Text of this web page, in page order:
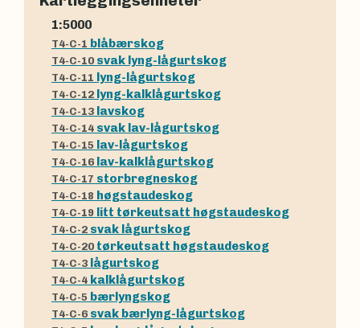
1:5000
T4-C-1 blåbærskog
T4-C-10 svak lyng-lågurtskog
T4-C-11 lyng-lågurtskog
T4-C-12 lyng-kalklågurtskog
T4-C-13 lavskog
T4-C-14 svak lav-lågurtskog
T4-C-15 lav-lågurtskog
T4-C-16 lav-kalklågurtskog
T4-C-17 storbregneskog
T4-C-18 høgstaudeskog
T4-C-19 litt tørkeutsatt høgstaudeskog
T4-C-2 svak lågurtskog
T4-C-20 tørkeutsatt høgstaudeskog
T4-C-3 lågurtskog
T4-C-4 kalklågurtskog
T4-C-5 bærlyngskog
T4-C-6 svak bærlyng-lågurtskog